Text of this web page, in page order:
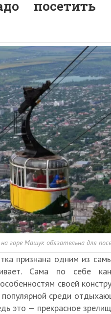
посетить
горе Машук обязательна для
признана одним из
Сама по себе
своей
среди
это — прекрасное